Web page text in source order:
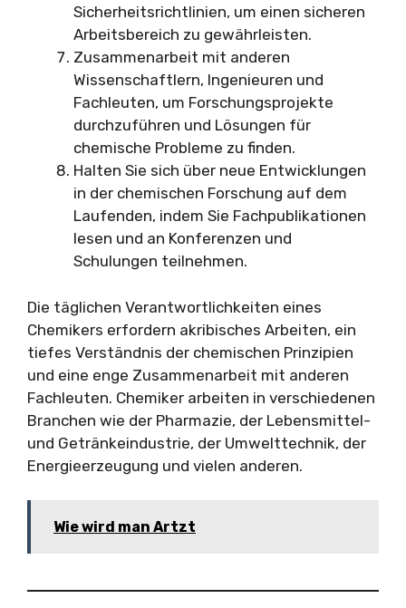
Sicherheitsrichtlinien, um einen sicheren
Arbeitsbereich zu gewährleisten.
Zusammenarbeit mit anderen
Wissenschaftlern, Ingenieuren und
Fachleuten, um Forschungsprojekte
durchzuführen und Lösungen für
chemische Probleme zu finden.
Halten Sie sich über neue Entwicklungen
in der chemischen Forschung auf dem
Laufenden, indem Sie Fachpublikationen
lesen und an Konferenzen und
Schulungen teilnehmen.
Die täglichen Verantwortlichkeiten eines
Chemikers erfordern akribisches Arbeiten, ein
tiefes Verständnis der chemischen Prinzipien
und eine enge Zusammenarbeit mit anderen
Fachleuten. Chemiker arbeiten in verschiedenen
Branchen wie der Pharmazie, der Lebensmittel-
und Getränkeindustrie, der Umwelttechnik, der
Energieerzeugung und vielen anderen.
Wie wird man Artzt